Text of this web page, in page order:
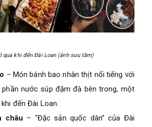
qua khi đến Đài Loan (ảnh sưu tầm)
– Món bánh bao nhân thịt nổi tiếng với
nước súp đặm đà bên trong, một
đến Đài Loan.
châu – “Đặc sản quốc dân” của Đài